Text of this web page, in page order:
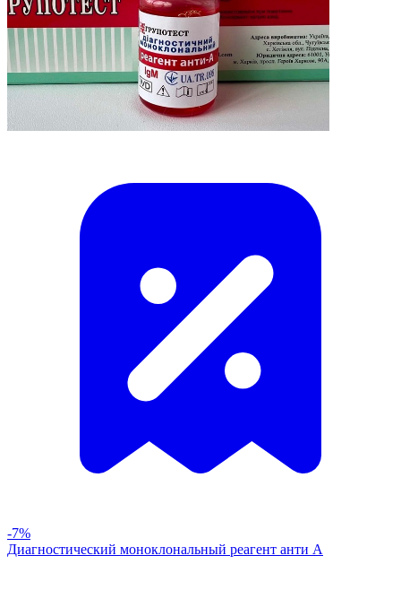
-7%
Диагностический моноклональный реагент анти А